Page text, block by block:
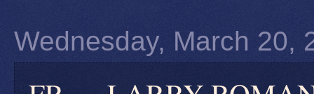
Wednesday, March 20,